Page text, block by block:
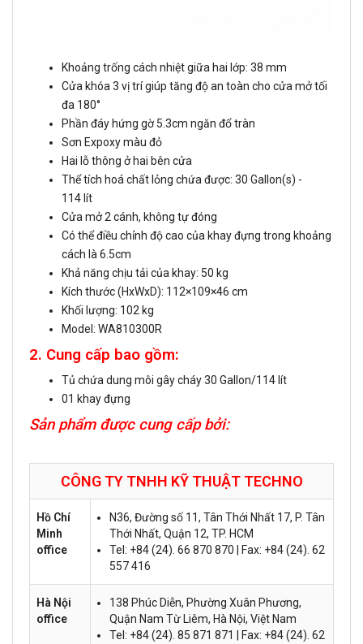
Khoảng trống cách nhiệt giữa hai lớp: 38 mm
Cửa khóa 3 vị trí giúp tăng độ an toàn cho cửa mở tối
đa 180°
Phần đáy hứng gờ 5.3cm ngăn đổ tràn
Sơn Expoxy màu đỏ
Hai lỗ thông ở hai bên cửa
Thể tích hoá chất lỏng chứa được: 30 Gallon(s) -
114 lít
Cửa mở 2 cánh, không tự đóng
Có thể điều chỉnh độ cao của khay đựng trong khoảng
cách là 6.5cm
Khả năng chịu tải của khay: 50 kg
Kích thước (HxWxD): 112×109×46 cm
Khối lượng: 102 kg
Model: WA810300R
2. Cung cấp bao gồm:
Tủ chứa dung môi gây cháy 30 Gallon/114 lít
01 khay đựng
Sản phẩm được cung cấp bởi:
CÔNG TY TNHH KỸ THUẬT TECHNO
Hồ Chí
Minh
office
N36, Đường số 11, Tân Thới Nhất 17, P. Tân
Thới Nhất, Quận 12, TP. HCM
Tel: +84 (24). 66 870 870 | Fax: +84 (24). 62
557 416
Hà Nội
office
138 Phúc Diễn, Phường Xuân Phương,
Quận Nam Từ Liêm, Hà Nội, Việt Nam
Tel: +84 (24). 85 871 871 | Fax: +84 (24). 62